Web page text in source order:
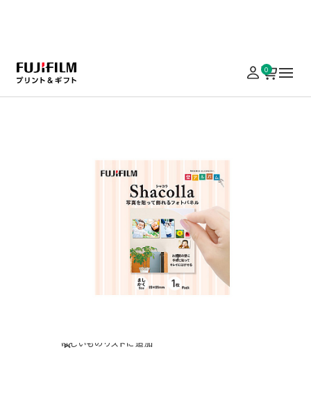
0
しかくサイズ(89×89mm)
￥5,000以上の注文で送料無料
ほしいものリストに追加